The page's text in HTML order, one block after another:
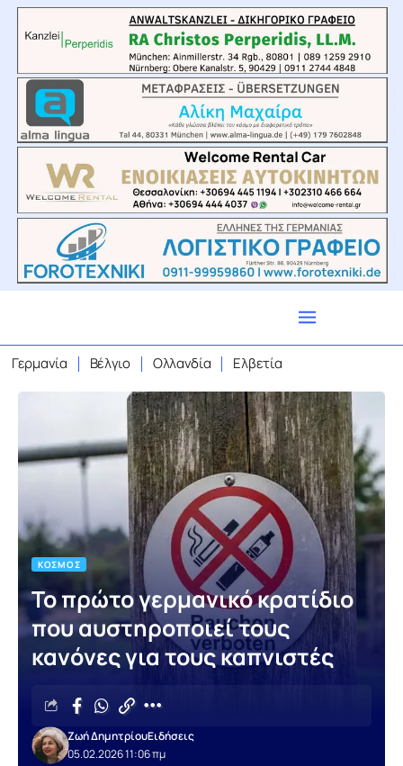
Γερμανία Βέλγιο Ολλανδία Ελβετία
ΚΌΣΜΟΣ
Το πρώτο γερμανικό κρατίδιο
που αυστηροποιεί τους
κανόνες για τους καπνιστές
05.02.2026 11:06 πμ
Ζωή ΔημητρίουΕιδήσεις